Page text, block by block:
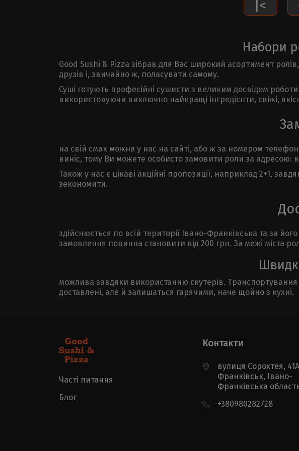
|<
Набори
Good Sushi & Pizza зібрав для Вас широкий асортимент
друзів і, звичайно ж, поласувати самому.
Суші готують професійні сушисти з великим досвідом
використовуючи виключно найкращі інгредієнти, свіжі,
на свій смак можна у нас на сайті, або ж за номером
виніс, тому Ви можете особисто замовити роли за адресою:
Також у нас є цікаві акційні пропозиції, наприклад 2+1,
зекономити.
здійснюється по всій території Івано-Франківська та за
замовлення повинна становити від 200 грн. За межі міста
можлива завдяки використанню скутерів. Транспортування
доставлені, але й залишаться гарячими, наче щойно з кухні.
Часті питання
Блог
Контакти
вулиця Сорохтея,
Франківськ, Івано-
Франківська
+380980282728